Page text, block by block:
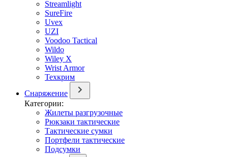
Streamlight
SureFire
Uvex
UZI
Voodoo Tactical
Wildo
Wiley X
Wrist Armor
Техкрим
Снаряжение
Категории:
Жилеты разгрузочные
Рюкзаки тактические
Тактические сумки
Портфели тактические
Подсумки